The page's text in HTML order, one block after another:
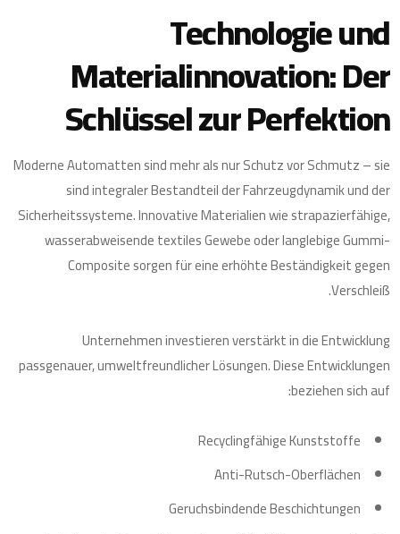
Technologie und
Materialinnovation: Der
Schlüssel zur Perfektion
Moderne Automatten sind mehr als nur Schutz vor Schmutz – sie
sind integraler Bestandteil der Fahrzeugdynamik und der
Sicherheitssysteme. Innovative Materialien wie strapazierfähige,
wasserabweisende textiles Gewebe oder langlebige Gummi-
Composite sorgen für eine erhöhte Beständigkeit gegen
Verschleiß.
Unternehmen investieren verstärkt in die Entwicklung
passgenauer, umweltfreundlicher Lösungen. Diese Entwicklungen
beziehen sich auf:
Recyclingfähige Kunststoffe
Anti-Rutsch-Oberflächen
Geruchsbindende Beschichtungen